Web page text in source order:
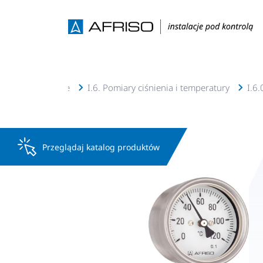
geotermalne I.6. Pomiary ciśnienia i temperatury
Przeglądaj katalog produktów